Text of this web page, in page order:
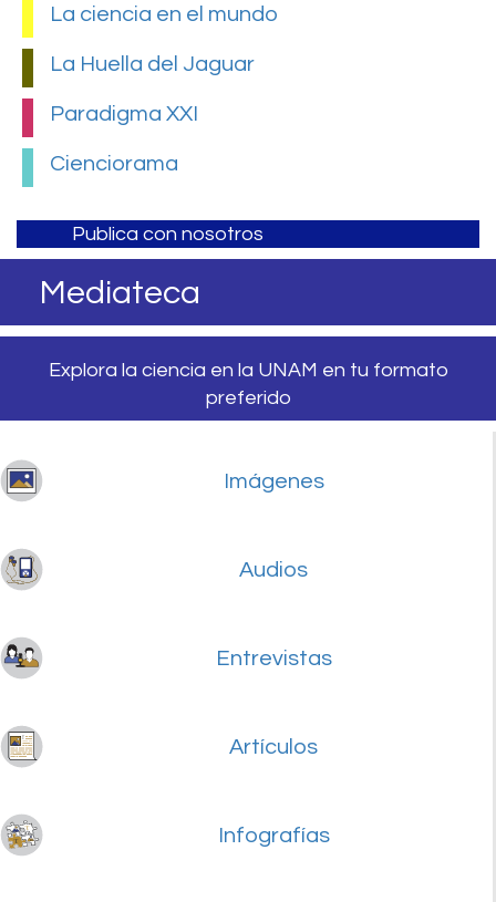
La ciencia en el mundo
La Huella del Jaguar
Paradigma XXI
Cienciorama
Publica con nosotros
Mediateca
Explora la ciencia en la UNAM en tu formato
preferido
Imágenes
Audios
Entrevistas
Artículos
Infografías